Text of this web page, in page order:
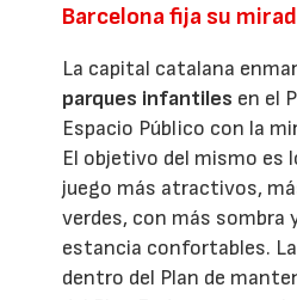
Barcelona fija su
La capital catalana
parques infantiles en el
Espacio Público con la
El objetivo del mismo es
juego más atractivos,
verdes, con más sombra
estancia confortables.
dentro del Plan de